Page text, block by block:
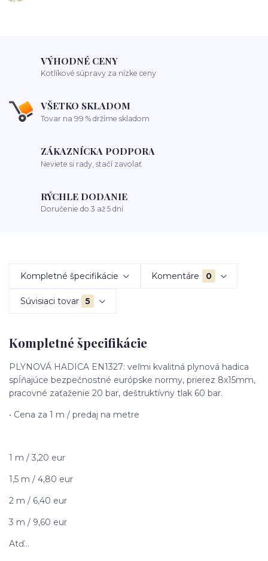
VÝHODNÉ CENY
Kotlíkové súpravy za nízke ceny
VŠETKO SKLADOM
Tovar na 99 % držíme skladom
ZÁKAZNÍCKA PODPORA
Neviete si rady, stačí zavolať
RÝCHLE DODANIE
Doručenie do 3 až 5 dní
Kompletné špecifikácie Komentáre 0
Súvisiaci tovar 5
Kompletné špecifikácie
PLYNOVÁ HADICA EN1327: veľmi kvalitná plynová hadica
spĺňajúce bezpečnostné európske normy, prierez 8x15mm,
pracovné zaťaženie 20 bar, deštruktívny tlak 60 bar.
• Cena za 1 m / predaj na metre
1 m / 3,20 eur
1,5 m / 4,80 eur
2 m / 6,40 eur
3 m / 9,60 eur
Atď...